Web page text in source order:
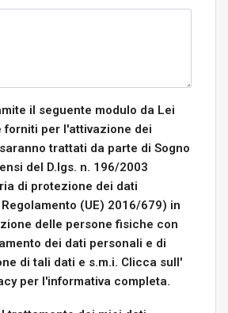
il seguente modulo da Lei
forniti per l'attivazione dei
trattati da parte di Sogno
del D.lgs. n. 196/2003
di protezione dei dati
(UE) 2016/679) in
delle persone fisiche con
dei dati personali e di
di tali dati e s.m.i. Clicca sull'
per l'informativa completa.